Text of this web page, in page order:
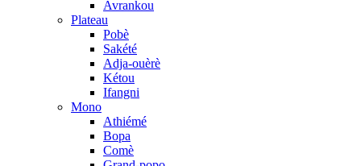
Avrankou
Plateau
Pobè
Sakété
Adja-ouèrè
Kétou
Ifangni
Mono
Athiémé
Bopa
Comè